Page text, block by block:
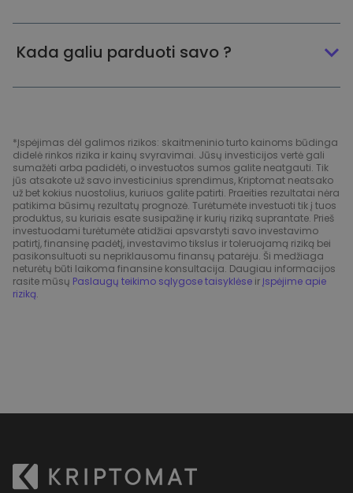
Kada galiu parduoti savo ?
*Įspėjimas dėl galimos rizikos: skaitmeninio turto kainoms būdinga
didelė rinkos rizika ir kainų svyravimai. Jūsų investicijos vertė gali
sumažėti arba padidėti, o investuotos sumos galite neatgauti. Tik
jūs atsakote už savo investicinius sprendimus, Kriptomat neatsako
už bet kokius nuostolius, kuriuos galite patirti. Praeities rezultatai nėra
patikima būsimų rezultatų prognozė. Turėtumėte investuoti tik į tuos
produktus, su kuriais esate susipažinę ir kurių riziką suprantate. Prieš
investuodami turėtumėte atidžiai apsvarstyti savo investavimo
patirtį, finansinę padėtį, investavimo tikslus ir toleruojamą riziką bei
pasikonsultuoti su nepriklausomu finansų patarėju. Ši medžiaga
neturėtų būti laikoma finansine konsultacija. Daugiau informacijos
rasite mūsų Paslaugų teikimo sąlygose taisyklėse ir Įspėjime apie
riziką.